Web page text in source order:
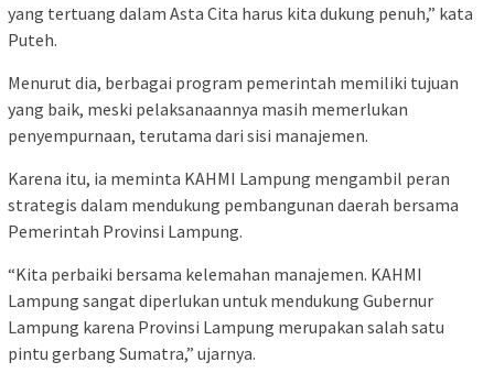
yang tertuang dalam Asta Cita harus kita dukung penuh,” kata
Puteh.
Menurut dia, berbagai program pemerintah memiliki tujuan
yang baik, meski pelaksanaannya masih memerlukan
penyempurnaan, terutama dari sisi manajemen.
Karena itu, ia meminta KAHMI Lampung mengambil peran
strategis dalam mendukung pembangunan daerah bersama
Pemerintah Provinsi Lampung.
“Kita perbaiki bersama kelemahan manajemen. KAHMI
Lampung sangat diperlukan untuk mendukung Gubernur
Lampung karena Provinsi Lampung merupakan salah satu
pintu gerbang Sumatra,” ujarnya.